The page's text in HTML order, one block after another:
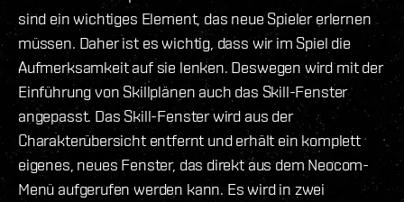
sind ein wichtiges Element, das neue Spieler erlernen
müssen. Daher ist es wichtig, dass wir im Spiel die
Aufmerksamkeit auf sie lenken. Deswegen wird mit der
Einführung von Skillplänen auch das Skill-Fenster
angepasst. Das Skill-Fenster wird aus der
Charakterübersicht entfernt und erhält ein komplett
eigenes, neues Fenster, das direkt aus dem Neocom-
Menü aufgerufen werden kann. Es wird in zwei